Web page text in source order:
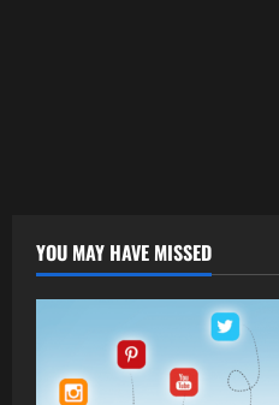
YOU MAY HAVE MISSED